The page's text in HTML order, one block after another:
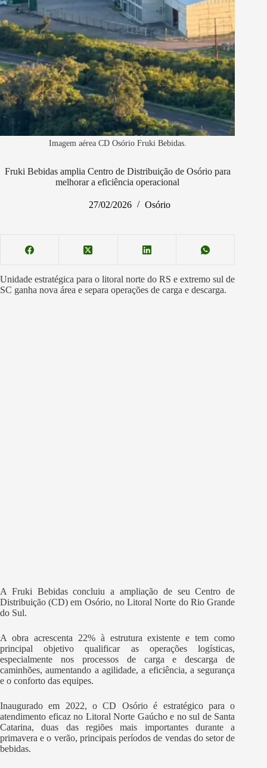
Imagem aérea CD Osório Fruki Bebidas.
Fruki Bebidas amplia Centro de Distribuição de Osório para
melhorar a eficiência operacional
27/02/2026 Osório
Unidade estratégica para o litoral norte do RS e extremo sul de
SC ganha nova área e separa operações de carga e descarga.
A Fruki Bebidas concluiu a ampliação de seu Centro de
Distribuição (CD) em Osório, no Litoral Norte do Rio Grande
do Sul.
A obra acrescenta 22% à estrutura existente e tem como
principal objetivo qualificar as operações logísticas,
especialmente nos processos de carga e descarga de
caminhões, aumentando a agilidade, a eficiência, a segurança
e o conforto das equipes.
Inaugurado em 2022, o CD Osório é estratégico para o
atendimento eficaz no Litoral Norte Gaúcho e no sul de Santa
Catarina, duas das regiões mais importantes durante a
primavera e o verão, principais períodos de vendas do setor de
bebidas.